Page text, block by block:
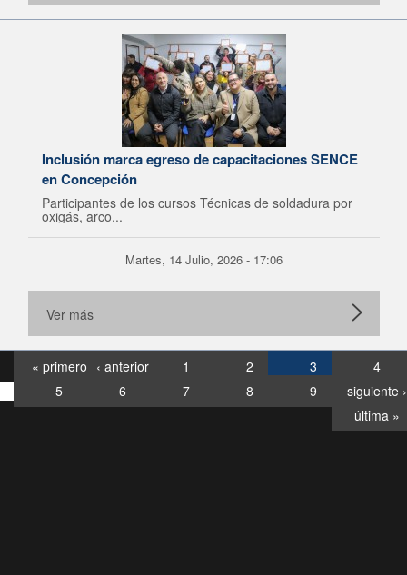
Inclusión marca egreso de capacitaciones SENCE
en Concepción
Participantes de los cursos Técnicas de soldadura por
oxigás, arco...
Martes, 14 Julio, 2026 - 17:06
Ver más
« primero ‹ anterior 1 2 3
4
5
6 7 8 9
siguiente ›
última »